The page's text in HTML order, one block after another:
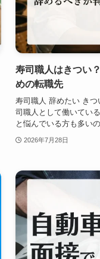
寿司職人はきつい
めの転職先
寿司職人 辞めたい き
司職人として働いてい
と悩んでいる方も多い
2026年7月28日